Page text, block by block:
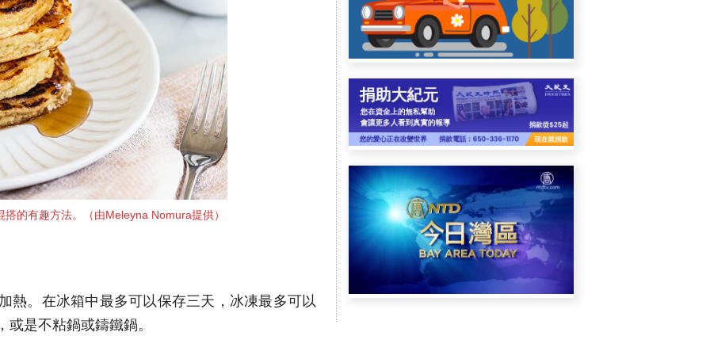
的有趣方法。（由Meleyna Nomura提供）
熱。在冰箱中最多可以保存三天，冰凍最多可以
是不粘鍋或鑄鐵鍋。